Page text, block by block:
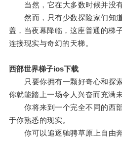
当然，它在大多数时候并没有
然而，只有少数探险家们知道
盖，当夜幕降临，这座普通的梯
连接现实与奇幻的天梯。
西部世界梯子ios下载
只要你拥有一颗好奇心和探索
你就能踏上一场令人兴奋而充满
你将来到一个完全不同的西部
于你熟悉的现实。
你可以追逐驰骋草原上自由奔